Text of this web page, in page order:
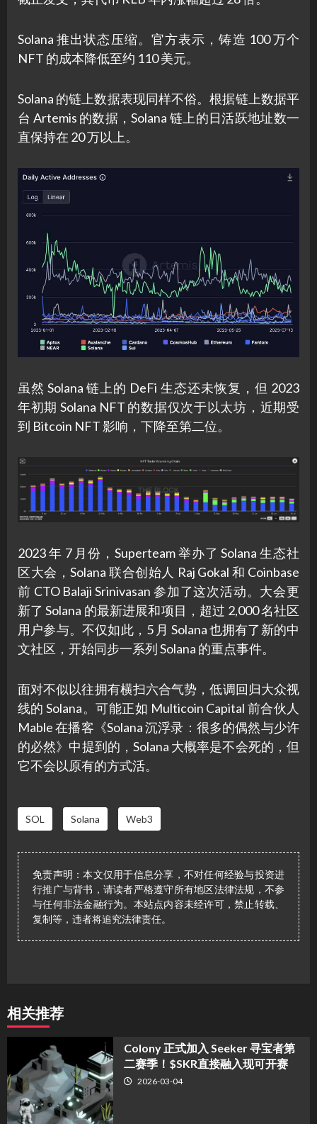
Solana 推出状态压缩。官方表示，铸造 100 万个
NFT 的成本降低至约 110 美元。
Solana 的链上数据表现同样不俗。根据链上数据平
台 Artemis 的数据，Solana 链上的日活跃地址数一
直保持在 20 万以上。
虽然 Solana 链上的 DeFi 生态还未恢复，但 2023
年初期 Solana NFT 的数据仅次于以太坊，近期受
到 Bitcoin NFT 影响，下降至第二位。
2023 年 7 月份，Superteam 举办了 Solana 生态社
区大会，Solana 联合创始人 Raj Gokal 和 Coinbase
前 CTO Balaji Srinivasan 参加了这次活动。大会更
新了 Solana 的最新进展和项目，超过 2,000 名社区
用户参与。不仅如此，5 月 Solana 也拥有了新的中
文社区，开始同步一系列 Solana 的重点事件。
面对不似以往拥有横扫六合气势，低调回归大众视
线的 Solana。可能正如 Multicoin Capital 前合伙人
Mable 在播客《Solana 沉浮录：很多的偶然与少许
的必然》中提到的，Solana 大概率是不会死的，但
它不会以原有的方式活。
SOL Solana Web3
免责声明：本文仅用于信息分享，不对任何经验与投资进
行推广与背书，请读者严格遵守所有地区法律法规，不参
与任何非法金融行为。本站点内容未经许可，禁止转载、
复制等，违者将追究法律责任。
相关推荐
Colony 正式加入 Seeker 寻宝者第
二赛季！$SKR直接融入现可开赛
2026-03-04